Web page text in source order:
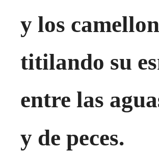
y los
titilando su
entre las
y de peces.